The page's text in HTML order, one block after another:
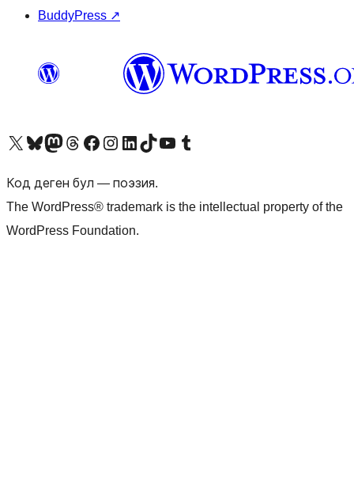
BuddyPress ↗
Visit our X (formerly Twitter) account
Visit our Bluesky account
Биздин Mastodon түрмөгүбүзгө баш багыңыз
Visit our Threads account
Биздин Facebook баракчабызга кириңиз
Биздин Instagram баракчабызга баш багыңыз
Биздин LinkedIn баракчабызга баш багыңыз
Visit our TikTok account
Visit our YouTube channel
Visit our Tumblr account
Код деген бул — поэзия.
The WordPress® trademark is the intellectual property of the
WordPress Foundation.